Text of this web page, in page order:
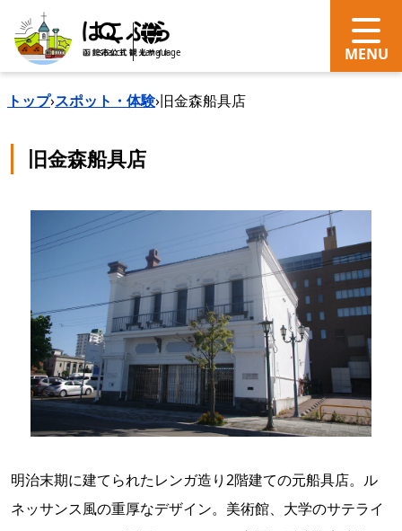
search Language
トップ›スポット・体験›旧金森船具店
旧金森船具店
明治末期に建てられたレンガ造り2階建ての元船具店。ル
ネッサンス風の重厚なデザイン。美術館、大学のサテライ